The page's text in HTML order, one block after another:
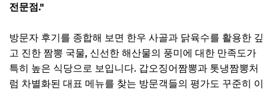
전문점."
방문자 후기를 종합해 보면 한우 사골과 닭육수를 활용한 깊
고 진한 짬뽕 국물, 신선한 해산물의 풍미에 대한 만족도가
특히 높은 식당으로 보입니다. 갑오징어짬뽕과 톳냉짬뽕처
럼 차별화된 대표 메뉴를 찾는 방문객들의 평가도 꾸준히 이